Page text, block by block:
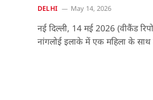
DELHI May 14, 2026
नई दिल्ली, 14 मई 2026 (वीकैंड
नांगलोई इलाके में एक महिला के